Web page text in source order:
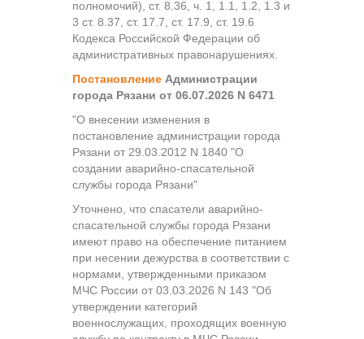
полномочий), ст. 8.36, ч. 1, 1.1, 1.2, 1.3 и
3 ст. 8.37, ст. 17.7, ст. 17.9, ст. 19.6
Кодекса Российской Федерации об
административных правонарушениях.
Постановление Администрации
города Рязани от 06.07.2026 N 6471
"О внесении изменения в
постановление администрации города
Рязани от 29.03.2012 N 1840 "О
создании аварийно-спасательной
службы города Рязани"
Уточнено, что спасатели аварийно-
спасательной службы города Рязани
имеют право на обеспечение питанием
при несении дежурства в соответствии с
нормами, утвержденными приказом
МЧС России от 03.03.2026 N 143 "Об
утверждении категорий
военнослужащих, проходящих военную